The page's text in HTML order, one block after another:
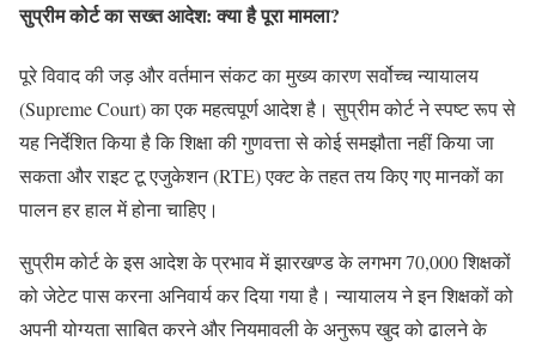
सुप्रीम कोर्ट का सख्त आदेश: क्या है पूरा मामला?
पूरे विवाद की जड़ और वर्तमान संकट का मुख्य कारण सर्वोच्च न्यायालय
(Supreme Court) का एक महत्वपूर्ण आदेश है। सुप्रीम कोर्ट ने स्पष्ट रूप से
यह निर्देशित किया है कि शिक्षा की गुणवत्ता से कोई समझौता नहीं किया जा
सकता और राइट टू एजुकेशन (RTE) एक्ट के तहत तय किए गए मानकों का
पालन हर हाल में होना चाहिए।
सुप्रीम कोर्ट के इस आदेश के प्रभाव में झारखण्ड के लगभग 70,000 शिक्षकों
को जेटेट पास करना अनिवार्य कर दिया गया है। न्यायालय ने इन शिक्षकों को
अपनी योग्यता साबित करने और नियमावली के अनुरूप खुद को ढालने के